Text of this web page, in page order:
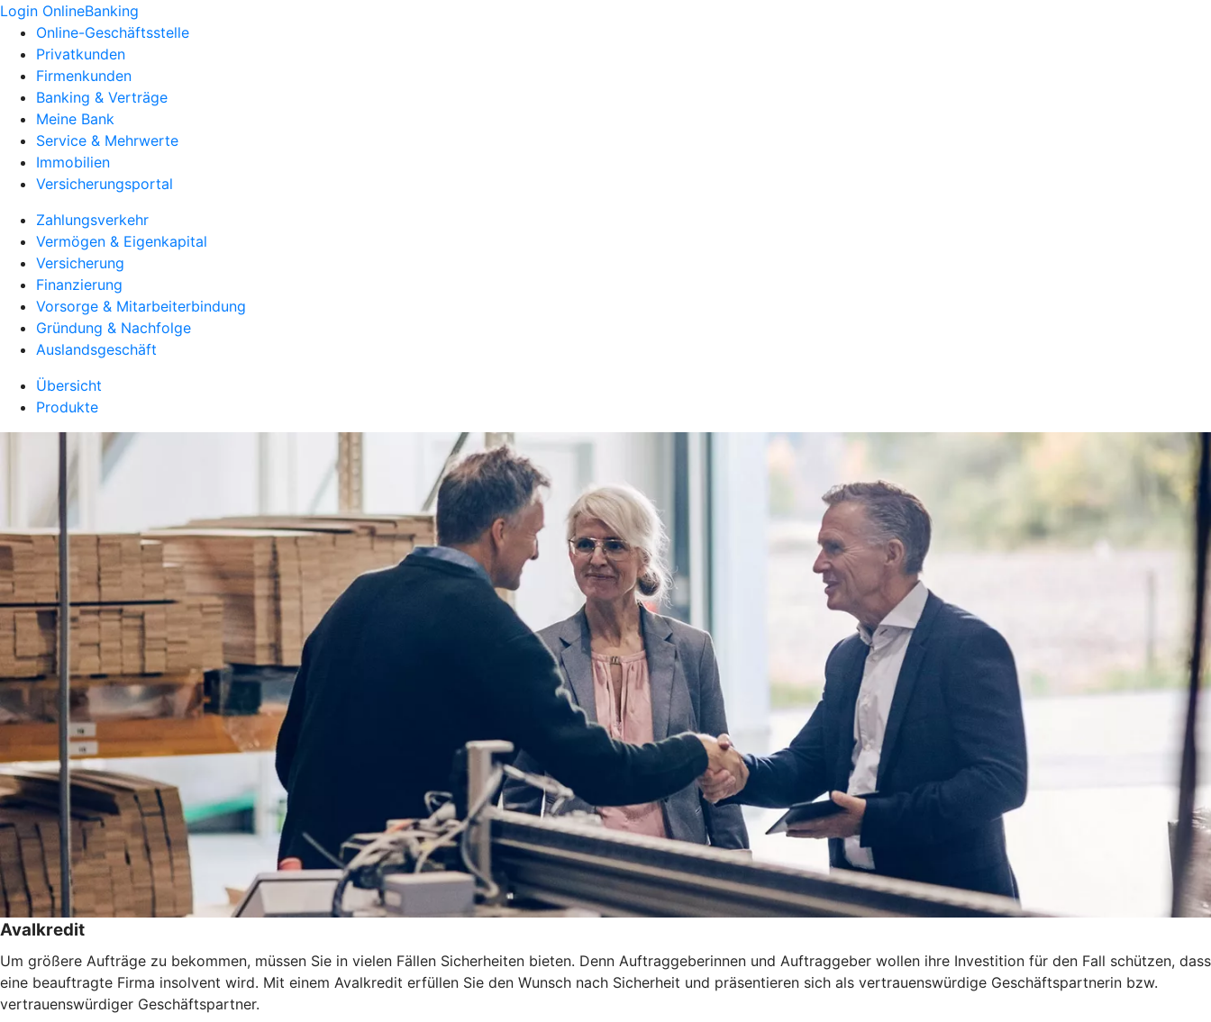
Login OnlineBanking
Online-Geschäftsstelle
Privatkunden
Firmenkunden
Banking & Verträge
Meine Bank
Service & Mehrwerte
Immobilien
Versicherungsportal
Zahlungsverkehr
Vermögen & Eigenkapital
Versicherung
Finanzierung
Vorsorge & Mitarbeiterbindung
Gründung & Nachfolge
Auslandsgeschäft
Übersicht
Produkte
Avalkredit
Um größere Aufträge zu bekommen, müssen Sie in vielen Fällen Sicherheiten bieten. Denn Auftraggeberinnen und Auftraggeber wollen ihre Investition für den Fall schützen, dass
eine beauftragte Firma insolvent wird. Mit einem Avalkredit erfüllen Sie den Wunsch nach Sicherheit und präsentieren sich als vertrauenswürdige Geschäftspartnerin bzw.
vertrauenswürdiger Geschäftspartner.